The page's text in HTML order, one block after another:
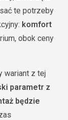
te potrzeby
komfort
obok ceny
wariant z tej
parametr z
będzie